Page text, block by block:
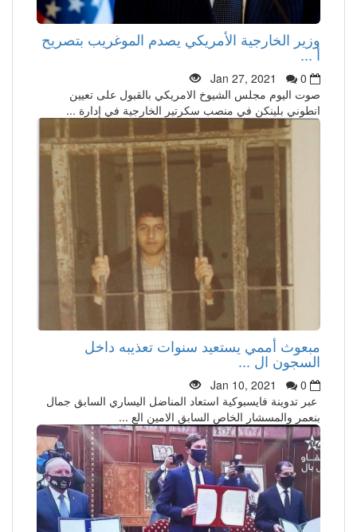
وزير الخارجية الأمريكي يصدم الموغريب بتصريح
أ ...
Jan 27, 2021
0
صوت اليوم مجلس الشيوخ الامريكي بالقبول على تعيين
انطوني بلينكن في منصب سكرتير الخارجية في إدارة ...
مبعوث أممي يستعيد سنوات تعذيبه داخل
السجون ال ...
Jan 10, 2021
0
عبر تدوينة فايسبوكية استعاد المناضل اليساري السابق جمال
بنعمر والمسشار الخاص السابق الامين الع ...